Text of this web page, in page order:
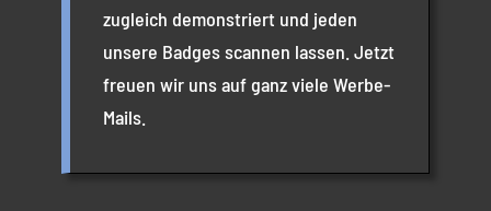
zugleich demonstriert und jeden
unsere Badges scannen lassen. Jetzt
freuen wir uns auf ganz viele Werbe-
Mails.